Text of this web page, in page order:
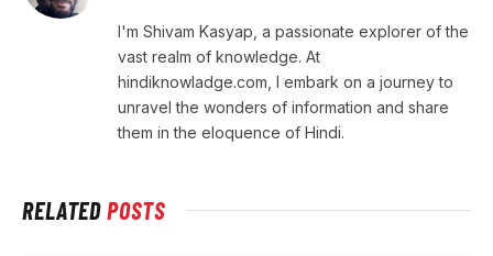
I'm Shivam Kasyap, a passionate explorer of the
vast realm of knowledge. At
hindiknowladge.com, I embark on a journey to
unravel the wonders of information and share
them in the eloquence of Hindi.
RELATEDPOSTS